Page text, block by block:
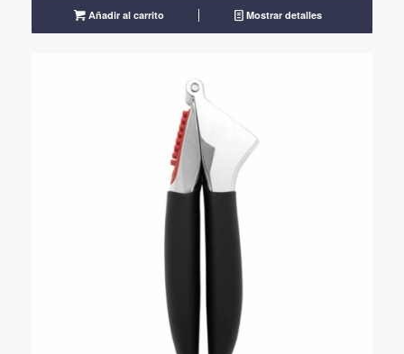
Añadir al carrito Mostrar detalles